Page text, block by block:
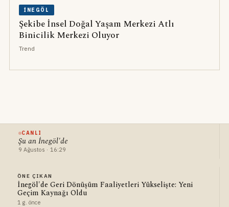
İNEGÖL
Şekibe İnsel Doğal Yaşam Merkezi Atlı
Binicilik Merkezi Oluyor
Trend
CANLI
Şu an İnegöl'de
9 Ağustos · 16:29
ÖNE ÇIKAN
İnegöl'de Geri Dönüşüm Faaliyetleri Yükselişte: Yeni
Geçim Kaynağı Oldu
1 g. önce